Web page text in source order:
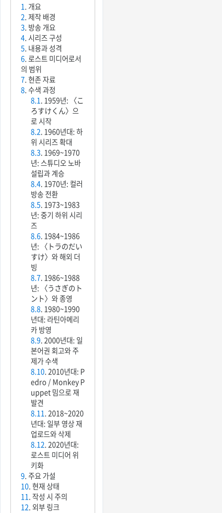
1. 개요
2. 제작 배경
3. 방송 개요
4. 시리즈 구성
5. 내용과 성격
6. 로스트 미디어로서
의 범위
7. 현존 자료
8. 수색 과정
8.1. 1959년: 〈こ
ろすけくん〉으
로 시작
8.2. 1960년대: 하
위 시리즈 확대
8.3. 1969~1970
년: 스튜디오 노바
설립과 계승
8.4. 1970년: 컬러
방송 전환
8.5. 1973~1983
년: 중기 하위 시리
즈
8.6. 1984~1986
년: 〈トラのだい
すけ〉와 해외 더
빙
8.7. 1986~1988
년: 〈うさぎのト
ント〉와 종영
8.8. 1980~1990
년대: 라틴아메리
카 방영
8.9. 2000년대: 일
본어권 회고와 주
제가 수색
8.10. 2010년대: P
edro / Monkey P
uppet 밈으로 재
발견
8.11. 2018~2020
년대: 일부 영상 재
업로드와 삭제
8.12. 2020년대:
로스트 미디어 위
키화
9. 주요 가설
10. 현재 상태
11. 작성 시 주의
12. 외부 링크